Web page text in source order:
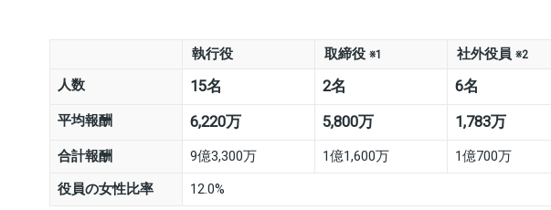
執行役 取締役※1 社外役員※2
人数 15名 2名 6名
平均報酬 6,220万 5,800万 1,783万
合計報酬 9億3,300万 1億1,600万
1億700万
役員の女性比率
12.0%